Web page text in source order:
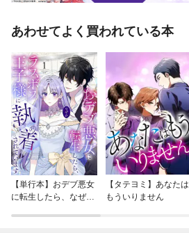
あわせてよく買われている本
【単行本】おデブ悪女
に転生したら、なぜか
【タテヨミ】あなたは
もういりません